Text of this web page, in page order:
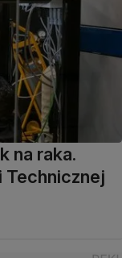
na raka.